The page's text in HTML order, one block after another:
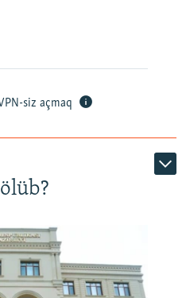
360p 480p
1080p
siz açmaq